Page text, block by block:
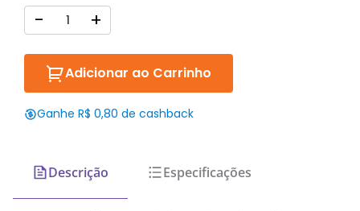
- +
Adicionar ao Carrinho
Ganhe R$ 0,80 de cashback
Descrição Especificações